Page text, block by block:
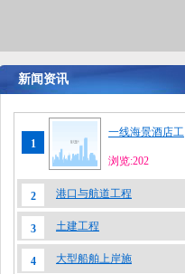
新闻资讯
1
一线海景酒店工
浏览:202
2 港口与航道工程
3 土建工程
4 大型船舶上岸施